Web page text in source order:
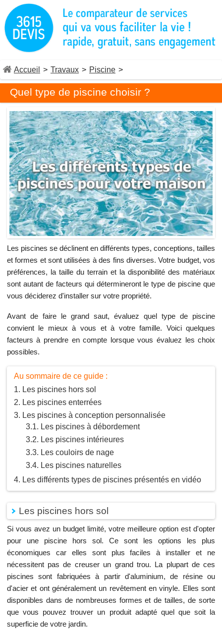
Accueil > Travaux > Piscine >
Quel type de piscine choisir ?
Les piscines se déclinent en différents types, conceptions, tailles
et formes et sont utilisées à des fins diverses. Votre budget, vos
préférences, la taille du terrain et la disponibilité des matériaux
sont autant de facteurs qui détermineront le type de piscine que
vous déciderez d'installer sur votre propriété.
Avant de faire le grand saut, évaluez quel type de piscine
convient le mieux à vous et à votre famille. Voici quelques
facteurs à prendre en compte lorsque vous évaluez les choix
possibles.
Au sommaire de ce guide :
Les piscines hors sol
Les piscines enterrées
Les piscines à conception personnalisée
Les piscines à débordement
Les piscines intérieures
Les couloirs de nage
Les piscines naturelles
Les différents types de piscines présentés en vidéo
Les piscines hors sol
Si vous avez un budget limité, votre meilleure option est d'opter
pour une piscine hors sol. Ce sont les options les plus
économiques car elles sont plus faciles à installer et ne
nécessitent pas de creuser un grand trou. La plupart de ces
piscines sont fabriquées à partir d'aluminium, de résine ou
d'acier et ont généralement un revêtement en vinyle. Elles sont
disponibles dans de nombreuses formes et de tailles, de sorte
que vous pouvez trouver un produit adapté quel que soit la
superficie de votre jardin.